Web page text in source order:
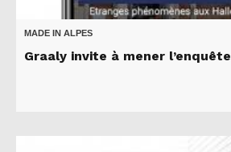
MADE IN ALPES
Graaly invite à mener l’enquête